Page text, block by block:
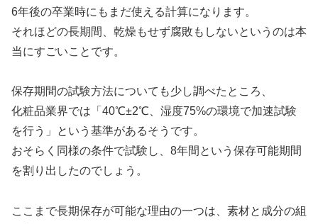
6年後の卒業時にもまだ使える計算になります。
それほどの長期間、乾燥もせず腐敗もしないというのは本
当にすごいことです。
保存期間の試験方法についても少し調べたところ、
化粧品業界では「40℃±2℃、湿度75%の環境で加速試験
を行う」という基準があるそうです。
おそらく同様の条件で試験し、8年間という保存可能期間
を割り出したのでしょう。
ここまで長期保存が可能な理由の一つは、素材と成分の組